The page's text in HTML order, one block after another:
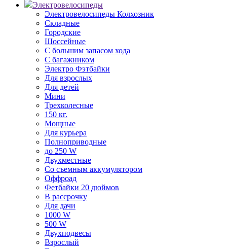
Электровелосипеды
Электровелосипеды Колхозник
Складные
Городские
Шоссейные
С большим запасом хода
С багажником
Электро Фэтбайки
Для взрослых
Для детей
Мини
Трехколесные
150 кг.
Мощные
Для курьера
Полноприводные
до 250 W
Двухместные
Со съемным аккумулятором
Оффроад
Фетбайки 20 дюймов
В рассрочку
Для дачи
1000 W
500 W
Двухподвесы
Взрослый